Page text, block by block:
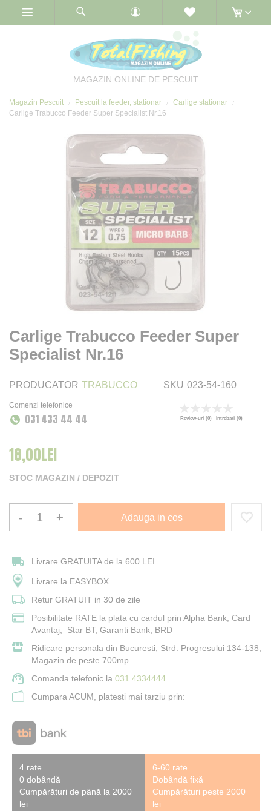
MAGAZIN ONLINE DE PESCUIT
Magazin Pescuit Pescuit la feeder, stationar
Carlige stationar
Carlige Trabucco Feeder Super Specialist Nr.16
Carlige Trabucco Feeder Super
Specialist Nr.16
PRODUCATOR TRABUCCO SKU 023-54-160
Comenzi telefonice
031 433 44 44
0
% of100
Review-uri (0) Intrebari (0)
18,00LEI
STOC MAGAZIN / DEPOZIT
- + Adauga in cos
Livrare GRATUITA de la 600 LEI
Livrare la EASYBOX
Retur GRATUIT in 30 de zile
Posibilitate RATE la plata cu cardul prin Alpha Bank, Card
Avantaj, Star BT, Garanti Bank, BRD
Ridicare personala din Bucuresti, Strd. Progresului 134-138,
Magazin de peste 700mp
Comanda telefonic la 031 4334444
Cumpara ACUM, platesti mai tarziu prin:
4 rate
0 dobândă
Cumpărături de până la 2000
lei
6-60 rate
Dobândă fixă
Cumpărături peste 2000
lei